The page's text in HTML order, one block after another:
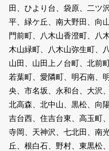
田、ひより台、袋原、二ツ
平、緑ケ丘、南大野田、向
門前町、八木山香澄町、八
木山緑町、八木山弥生町、
山田、山田上ノ台町、北前
若葉町、愛隣町、明石南、
央、市名坂、永和台、大沢
北高森、北中山、黒松、向
吉台西、住吉台東、高玉町
寺岡、天神沢、七北田、南
丘、根白石、野村、東黒松